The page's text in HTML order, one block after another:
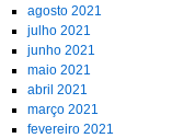
agosto 2021
julho 2021
junho 2021
maio 2021
abril 2021
março 2021
fevereiro 2021